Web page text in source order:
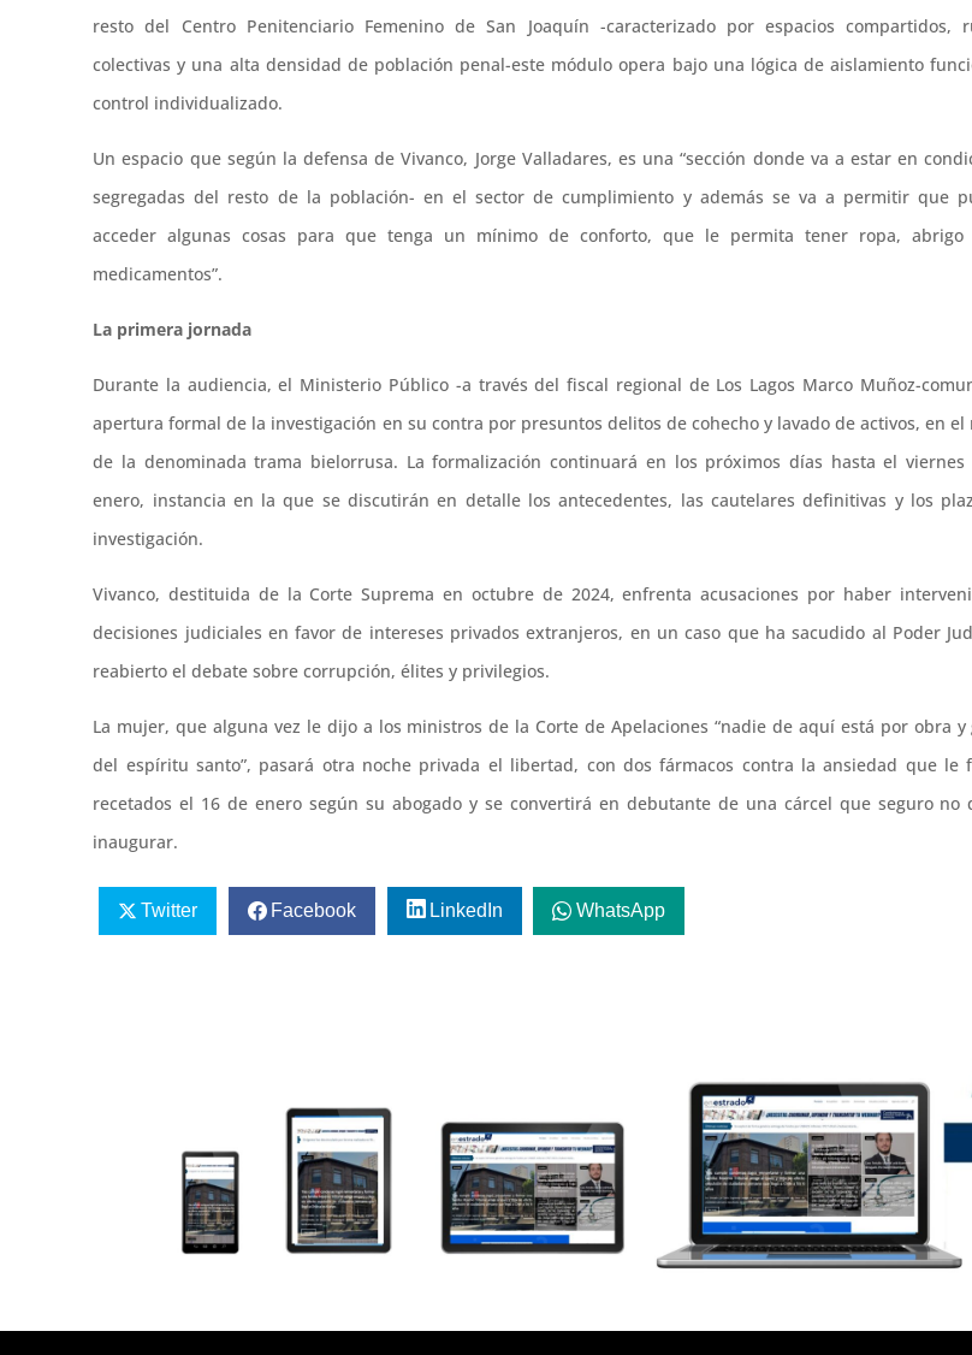
resto del Centro Penitenciario Femenino de San Joaquín -caracterizado por espacios compartidos,
colectivas y una alta densidad de población penal-este módulo opera bajo una lógica de aislamiento
control individualizado.
Un espacio que según la defensa de Vivanco, Jorge Valladares, es una “sección donde va a estar en
segregadas del resto de la población- en el sector de cumplimiento y además se va a permitir que
acceder algunas cosas para que tenga un mínimo de conforto, que le permita tener ropa, abrigo
medicamentos”.
La primera jornada
Durante la audiencia, el Ministerio Público -a través del fiscal regional de Los Lagos Marco Muñoz-
apertura formal de la investigación en su contra por presuntos delitos de cohecho y lavado de activos, en el
de la denominada trama bielorrusa. La formalización continuará en los próximos días hasta el viernes
enero, instancia en la que se discutirán en detalle los antecedentes, las cautelares definitivas y los
investigación.
Vivanco, destituida de la Corte Suprema en octubre de 2024, enfrenta acusaciones por haber
decisiones judiciales en favor de intereses privados extranjeros, en un caso que ha sacudido al Poder
reabierto el debate sobre corrupción, élites y privilegios.
La mujer, que alguna vez le dijo a los ministros de la Corte de Apelaciones “nadie de aquí está por obra y
del espíritu santo”, pasará otra noche privada el libertad, con dos fármacos contra la ansiedad que le
recetados el 16 de enero según su abogado y se convertirá en debutante de una cárcel que seguro no
inaugurar.
Twitter Facebook LinkedIn WhatsApp